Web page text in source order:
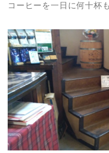
コーヒーを一日に何十杯